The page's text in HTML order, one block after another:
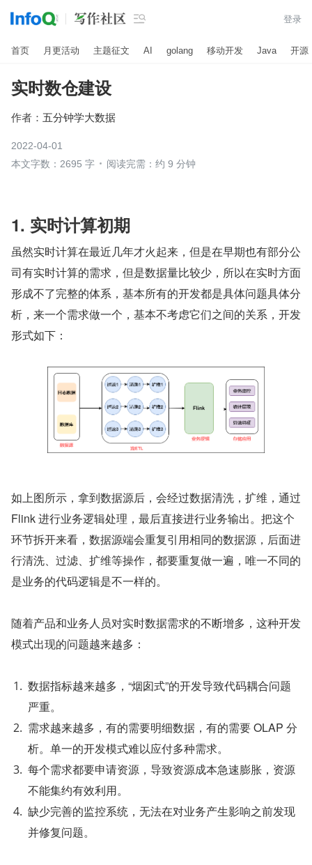
 登录
首页 月更活动 主题征文 AI golang 移动开发 Java 开源
实时数仓建设
作者： 五分钟学大数据
2022-04-01
本文字数：2695 字
阅读完需：约 9 分钟
1. 实时计算初期
虽然实时计算在最近几年才火起来，但是在早期也有部分公
司有实时计算的需求，但是数据量比较少，所以在实时方面
形成不了完整的体系，基本所有的开发都是具体问题具体分
析，来一个需求做一个，基本不考虑它们之间的关系，开发
形式如下：
如上图所示，拿到数据源后，会经过数据清洗，扩维，通过
Flink 进行业务逻辑处理，最后直接进行业务输出。把这个
环节拆开来看，数据源端会重复引用相同的数据源，后面进
行清洗、过滤、扩维等操作，都要重复做一遍，唯一不同的
是业务的代码逻辑是不一样的。
随着产品和业务人员对实时数据需求的不断增多，这种开发
模式出现的问题越来越多：
数据指标越来越多，“烟囱式”的开发导致代码耦合问题
严重。
需求越来越多，有的需要明细数据，有的需要 OLAP 分
析。单一的开发模式难以应付多种需求。
每个需求都要申请资源，导致资源成本急速膨胀，资源
不能集约有效利用。
缺少完善的监控系统，无法在对业务产生影响之前发现
并修复问题。